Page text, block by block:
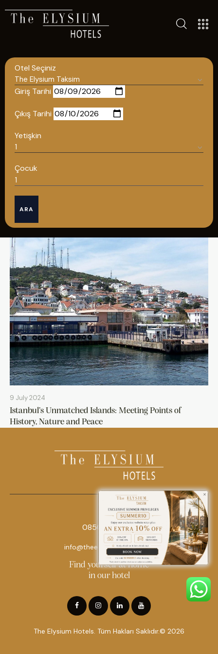
Otel Seçiniz
Giriş Tarihi
Çıkış Tarihi
Yetişkin
Çocuk
ARA
9 July 2024
Istanbul’s Unmatched Islands: Meeting Points of
History, Nature and Peace
0850 242 18 18
info@theelysiumhotels.com
Find yourself at home
in our hotel
The Elysium Hotels. Tüm Hakları Saklıdır.© 2026
ALL HOTELS
POLICIES
TÜRKÇE
English